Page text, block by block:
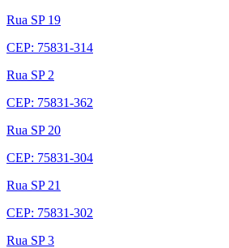
Rua SP 19
CEP: 75831-314
Rua SP 2
CEP: 75831-362
Rua SP 20
CEP: 75831-304
Rua SP 21
CEP: 75831-302
Rua SP 3